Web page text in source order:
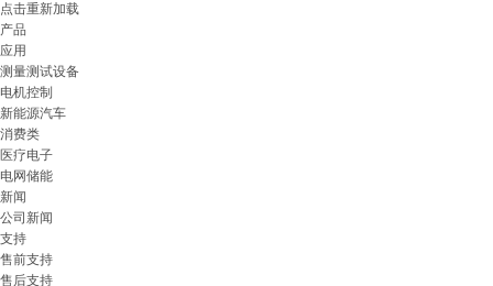
点击重新加载
产品
应用
测量测试设备
电机控制
新能源汽车
消费类
医疗电子
电网储能
新闻
公司新闻
支持
售前支持
售后支持